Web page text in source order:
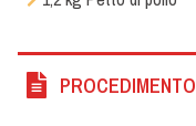
PROCEDIMENTO